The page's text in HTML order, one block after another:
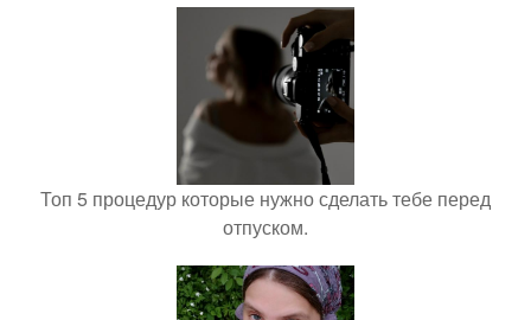
Топ 5 процедур которые нужно сделать тебе перед
отпуском.